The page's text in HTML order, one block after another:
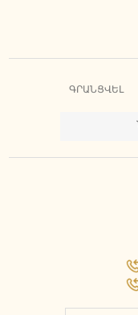
ԳՐԱՆՑՎԵԼ